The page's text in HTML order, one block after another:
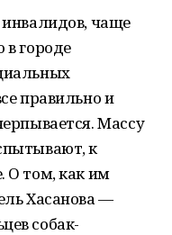
инвалидов, чаще
в городе
правильно и
Массу
к
О том, как им
Хасанова —
собак-